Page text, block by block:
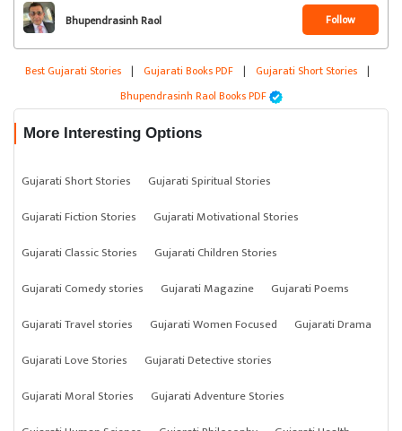
Bhupendrasinh Raol Follow
Best Gujarati Stories | Gujarati Books PDF | Gujarati Short Stories |
Bhupendrasinh Raol Books PDF
More Interesting Options
Gujarati Short Stories
Gujarati Spiritual Stories
Gujarati Fiction Stories
Gujarati Motivational Stories
Gujarati Classic Stories
Gujarati Children Stories
Gujarati Comedy stories
Gujarati Magazine
Gujarati Poems
Gujarati Travel stories
Gujarati Women Focused
Gujarati Drama
Gujarati Love Stories
Gujarati Detective stories
Gujarati Moral Stories
Gujarati Adventure Stories